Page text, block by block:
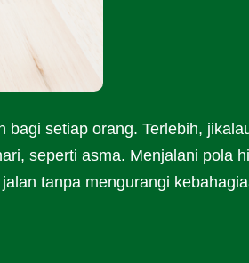
bagi setiap orang. Terlebih,
seperti asma. Menjalani pola
tanpa mengurangi